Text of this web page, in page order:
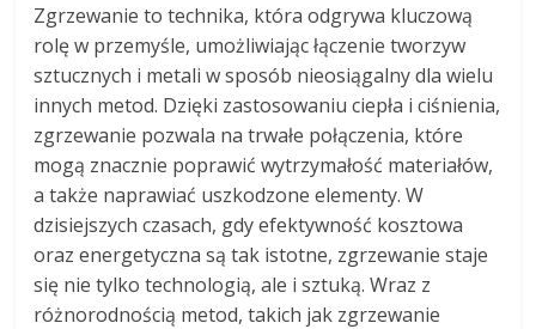
Zgrzewanie to technika, która odgrywa kluczową
rolę w przemyśle, umożliwiając łączenie tworzyw
sztucznych i metali w sposób nieosiągalny dla wielu
innych metod. Dzięki zastosowaniu ciepła i ciśnienia,
zgrzewanie pozwala na trwałe połączenia, które
mogą znacznie poprawić wytrzymałość materiałów,
a także naprawiać uszkodzone elementy. W
dzisiejszych czasach, gdy efektywność kosztowa
oraz energetyczna są tak istotne, zgrzewanie staje
się nie tylko technologią, ale i sztuką. Wraz z
różnorodnością metod, takich jak zgrzewanie